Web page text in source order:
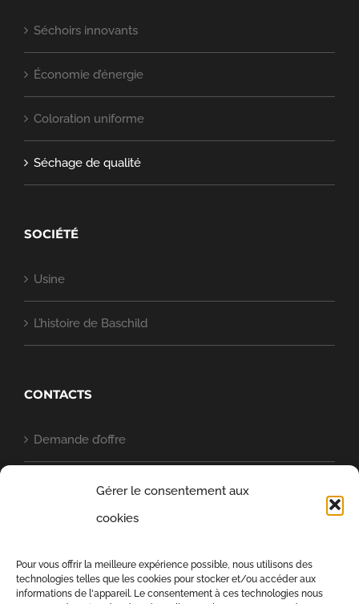
Gérer le consentement aux
cookies
Pour vous offrir la meilleure expérience possible, nous utilisons des
technologies telles que les cookies pour stocker et/ou accéder aux
informations de l'appareil. Le consentement à ces technologies nous
Séchoirs innovants
Économie d’énergie
Coloration uniforme
Séchage de qualité
SOCIÉTÉ
Usine
L’histoire de Baschild
CONTACTS
Demande d’offre
Quartier général
Politique en matière de cookies (UE)